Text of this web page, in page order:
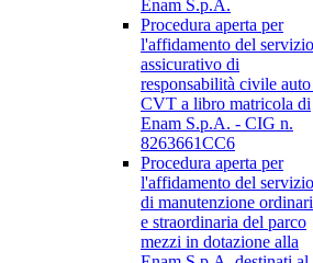
Enam S.p.A.
Procedura aperta per
l'affidamento del servizio
assicurativo di
responsabilità civile
CVT a libro matricola di
Enam S.p.A. - CIG n.
8263661CC6
Procedura aperta per
l'affidamento del servizio
di manutenzione
e straordinaria del parco
mezzi in dotazione alla